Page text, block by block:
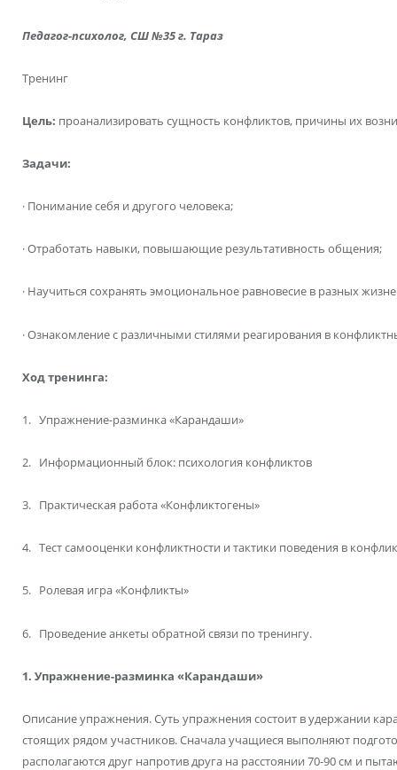
Педагог-психолог, СШ №35 г. Тараз
Тренинг
Цель: проанализировать сущность конфликтов, причины их
Задачи:
· Понимание себя и другого человека;
· Отработать навыки, повышающие результативность общения;
· Научиться сохранять эмоциональное равновесие в разных
· Ознакомление с различными стилями реагирования в
Ход тренинга:
1. Упражнение-разминка «Карандаши»
2. Информационный блок: психология конфликтов
3. Практическая работа «Конфликтогены»
4. Тест самооценки конфликтности и тактики поведения в
5. Ролевая игра «Конфликты»
6. Проведение анкеты обратной связи по тренингу.
1. Упражнение-разминка «Карандаши»
Описание упражнения. Суть упражнения состоит в удержании
стоящих рядом участников. Сначала учащиеся выполняют
располагаются друг напротив друга на расстоянии 70-90 см и